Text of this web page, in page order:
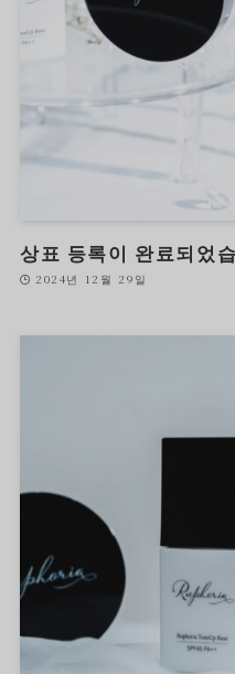
상표 등록이 완료되었
2024년 12월 29일